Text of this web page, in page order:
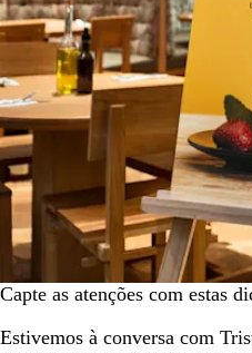
Capte as atenções com estas
Estivemos à conversa com